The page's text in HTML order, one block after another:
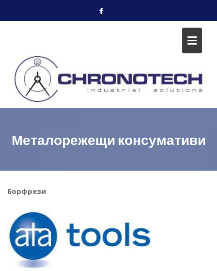
Металорежещи консумативи
Борфрези